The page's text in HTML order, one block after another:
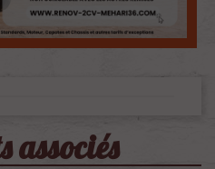
associés